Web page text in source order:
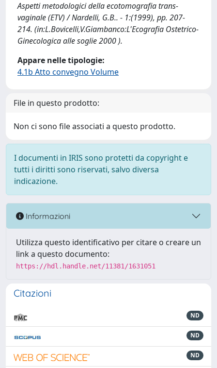
Aspetti metodologici della ecotomografia trans-
vaginale (ETV) / Nardelli, G.B.. - 1:(1999), pp. 207-
214. (in:L.Bovicelli,V.Giambanco:L'Ecografia Ostetrico-
Ginecologica alle soglie 2000 ).
Appare nelle tipologie:
4.1b Atto convegno Volume
File in questo prodotto:
Non ci sono file associati a questo prodotto.
I documenti in IRIS sono protetti da copyright e
tutti i diritti sono riservati, salvo diversa
indicazione.
Informazioni
Utilizza questo identificativo per citare o creare un
link a questo documento:
https://hdl.handle.net/11381/1631051
Citazioni
ND
ND
ND